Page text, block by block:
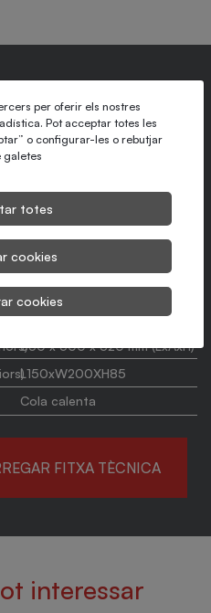
a 20 caixes/min.
per adaptar-se a l'espai
tàctil
i les caixes
per a cada producte
Fins 20 caixes/min
350 x 500 x 320 mm (LxAxH)
L150xW200XH85
Cola calenta
FITXA TÈCNICA
interessar
per oferir els nostres
Pot acceptar totes les
o configurar-les o rebutjar
galetes
totes
cookies
cookies